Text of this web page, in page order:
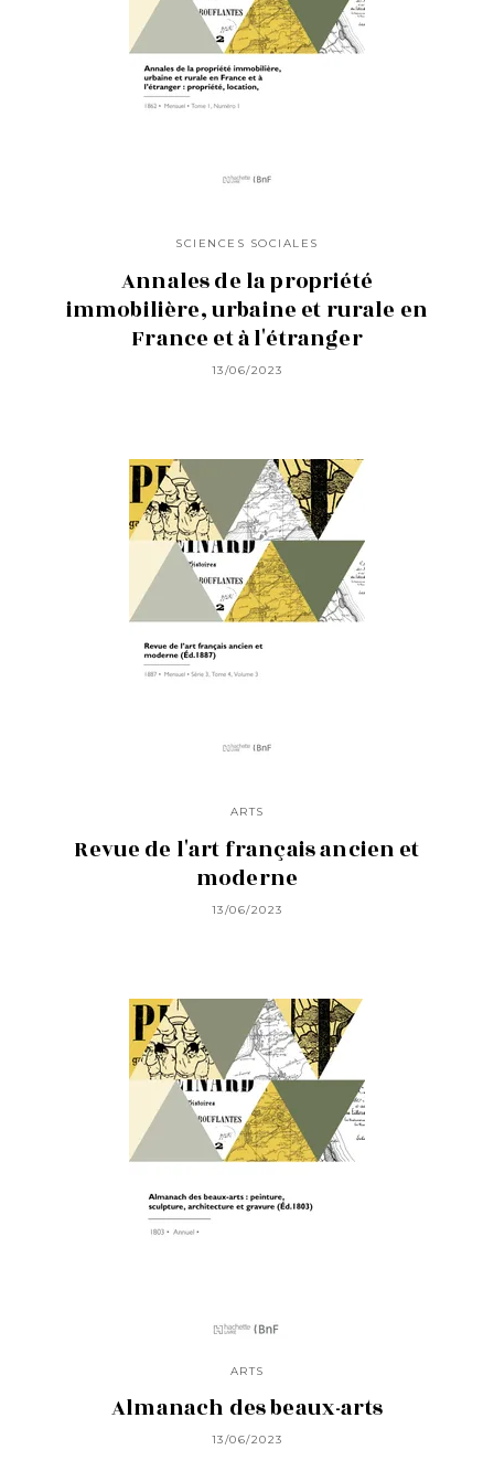
SCIENCES SOCIALES
Annales de la propriété
immobilière, urbaine et rurale en
France et à l'étranger
13/06/2023
ARTS
Revue de l'art français ancien et
moderne
13/06/2023
ARTS
Almanach des beaux-arts
13/06/2023